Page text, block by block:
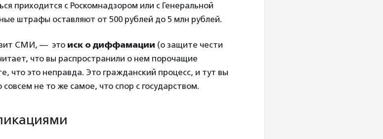
приходится с Роскомнадзором или с Генеральной
штрафы оставляют от 500 рублей до 5 млн рублей.
СМИ, — это иск о диффамации (о защите чести
что вы распространили о нем порочащие
что это неправда. Это гражданский процесс, и тут вы
не то же самое, что спор с государством.